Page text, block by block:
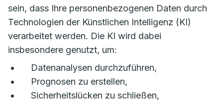
sein, dass Ihre personenbezogenen Daten durch
Technologien der Künstlichen Intelligenz (KI)
verarbeitet werden. Die KI wird dabei
insbesondere genutzt, um:
Datenanalysen durchzuführen,
Prognosen zu erstellen,
Sicherheitslücken zu schließen,